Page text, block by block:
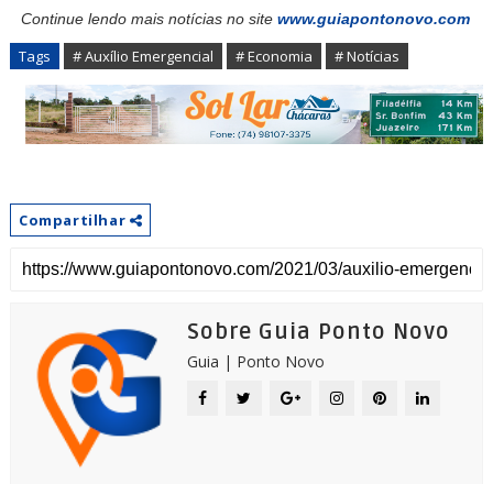
Continue lendo mais notícias no site www.guiapontonovo.com
Tags # Auxílio Emergencial # Economia # Notícias
Compartilhar
Sobre Guia Ponto Novo
Guia | Ponto Novo